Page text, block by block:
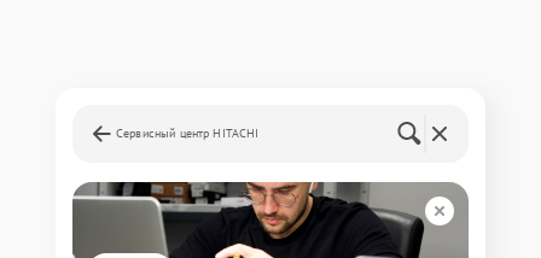
Сервисный центр HITACHI